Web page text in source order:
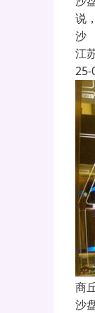
说
沙
江
25-
商
沙